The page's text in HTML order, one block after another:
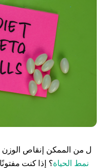
ل من الممكن إنقاص الوزن
نمط الحياة؟ إذا كنت مفتونًا